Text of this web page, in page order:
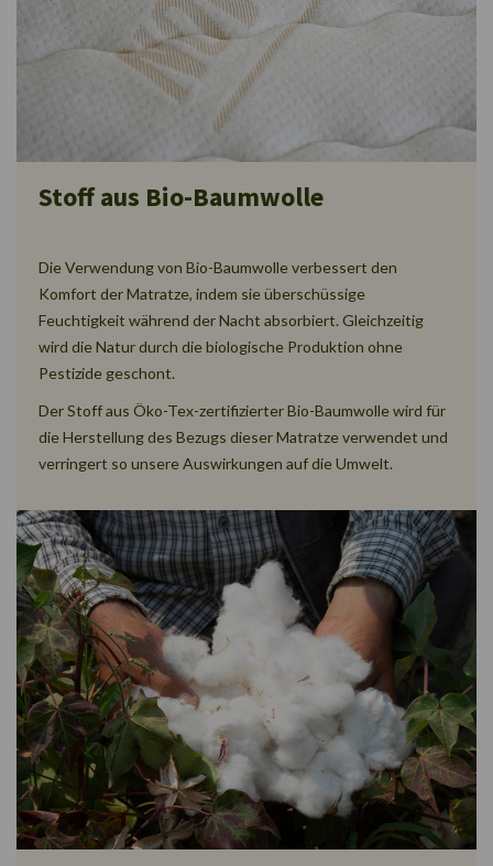
Stoff aus Bio-Baumwolle
Die Verwendung von Bio-Baumwolle verbessert den
Komfort der Matratze, indem sie überschüssige
Feuchtigkeit während der Nacht absorbiert. Gleichzeitig
wird die Natur durch die biologische Produktion ohne
Pestizide geschont.
Der Stoff aus Öko-Tex-zertifizierter Bio-Baumwolle wird für
die Herstellung des Bezugs dieser Matratze verwendet und
verringert so unsere Auswirkungen auf die Umwelt.